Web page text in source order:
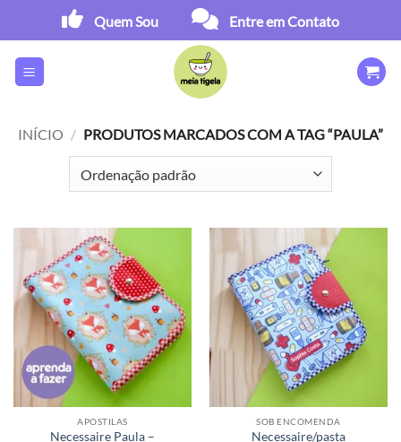
content
Quem Sou Entre em Contato
INÍCIO / PRODUTOS MARCADOS COM A TAG “PAULA”
APOSTILAS
Necessaire Paula –
SOB ENCOMENDA
Necessaire/pasta